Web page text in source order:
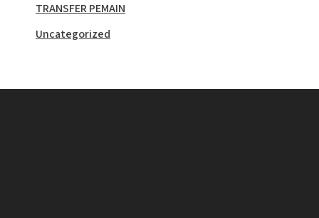
TRANSFER PEMAIN
Uncategorized